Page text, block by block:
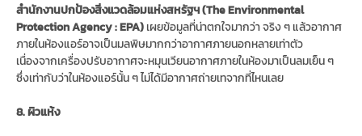
สำนักงานปกป้องสิ่งแวดล้อมแห่งสหรัฐฯ (The Environmental
Protection Agency : EPA) เผยข้อมูลที่น่าตกใจมากว่า จริง ๆ แล้วอากาศ
ภายในห้องแอร์อาจเป็นมลพิษมากกว่าอากาศภายนอกหลายเท่าตัว
เนื่องจากเครื่องปรับอากาศจะหมุนเวียนอากาศภายในห้องมาเป็นลมเย็น ๆ
ซึ่งเท่ากับว่าในห้องแอร์นั้น ๆ ไม่ได้มีอากาศถ่ายเทจากที่ไหนเลย
8. ผิวแห้ง